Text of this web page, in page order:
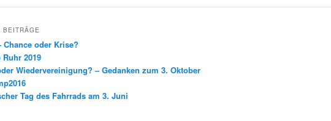
BEITRÄGE
Chance oder Krise?
Ruhr 2019
Wiedervereinigung? – Gedanken zum 3. Oktober
Tag des Fahrrads am 3. Juni